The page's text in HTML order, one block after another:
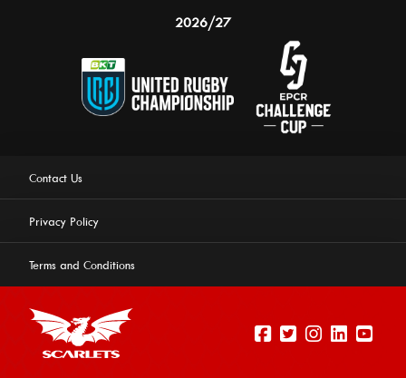
2026/27
Contact Us
Privacy Policy
Terms and Conditions